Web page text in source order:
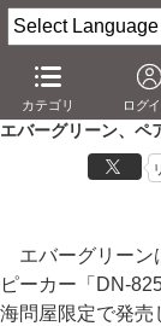
カテゴリ ログ
AV Watch 製品
エバーグリーン、ペ
エバーグリーン
ピーカー「DN-
海問屋限定で発売